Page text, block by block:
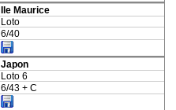
Ile Maurice
Loto
6/40
Japon
Loto 6
6/43 + C